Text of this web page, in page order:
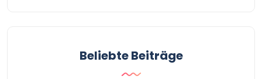
Beliebte Beiträge